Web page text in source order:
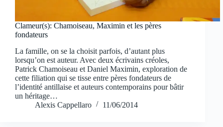
Clameur(s): Chamoiseau, Maximin et les pères
fondateurs
La famille, on se la choisit parfois, d’autant plus
lorsqu’on est auteur. Avec deux écrivains créoles,
Patrick Chamoiseau et Daniel Maximin, exploration de
cette filiation qui se tisse entre pères fondateurs de
l’identité antillaise et auteurs contemporains pour bâtir
un héritage…
Alexis Cappellaro
11/06/2014